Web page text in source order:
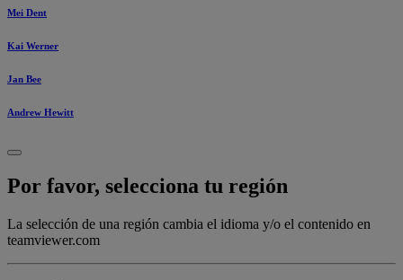
Mei Dent
Kai Werner
Jan Bee
Andrew Hewitt
Por favor, selecciona tu región
La selección de una región cambia el idioma y/o el contenido en
teamviewer.com